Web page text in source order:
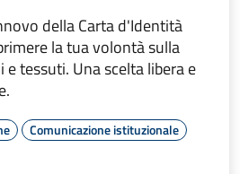
della Carta d'Identità
la tua volontà sulla
tessuti. Una scelta libera e
Comunicazione istituzionale